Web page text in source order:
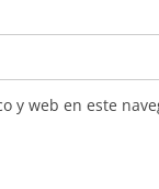
y web en este